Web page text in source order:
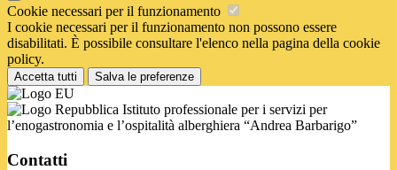
Cookie necessari per il funzionamento
I cookie necessari per il funzionamento non possono essere
disabilitati. È possibile consultare l'elenco nella pagina della cookie
policy.
Accetta tutti Salva le preferenze
Istituto professionale per i servizi per
l’enogastronomia e l’ospitalità alberghiera “Andrea Barbarigo”
Contatti